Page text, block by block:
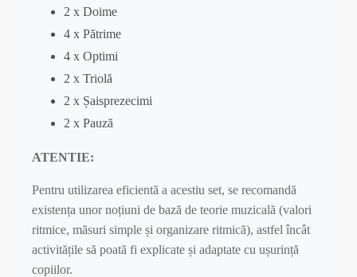
2 x Doime
4 x Pătrime
4 x Optimi
2 x Triolă
2 x Șaisprezecimi
2 x Pauză
ATENTIE:
Pentru utilizarea eficientă a acestiu set, se recomandă
existența unor noțiuni de bază de teorie muzicală (valori
ritmice, măsuri simple și organizare ritmică), astfel încât
activitățile să poată fi explicate și adaptate cu ușurință
copiilor.